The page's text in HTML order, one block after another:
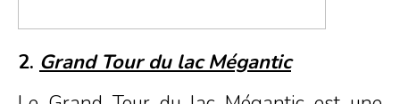
2. Grand Tour du lac Mégantic